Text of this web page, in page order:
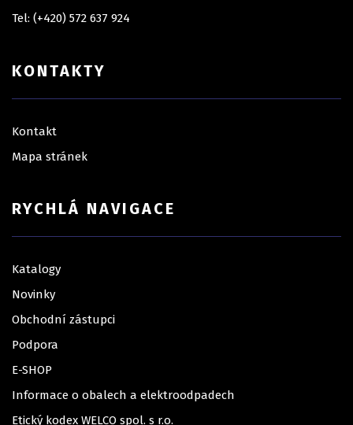
Tel: (+420) 572 637 924
KONTAKTY
Kontakt
Mapa stránek
RYCHLÁ NAVIGACE
Katalogy
Novinky
Obchodní zástupci
Podpora
E-SHOP
Informace o obalech a elektroodpadech
Etický kodex WELCO spol. s r.o.